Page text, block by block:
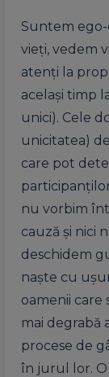
Suntem
vieți, vedem
atenți la
același timp
unici). Cele
unicitatea)
care pot
nu vorbim
cauză și nici
deschidem
naște cu
oamenii care
mai degrabă
procese de
în jurul lor. O